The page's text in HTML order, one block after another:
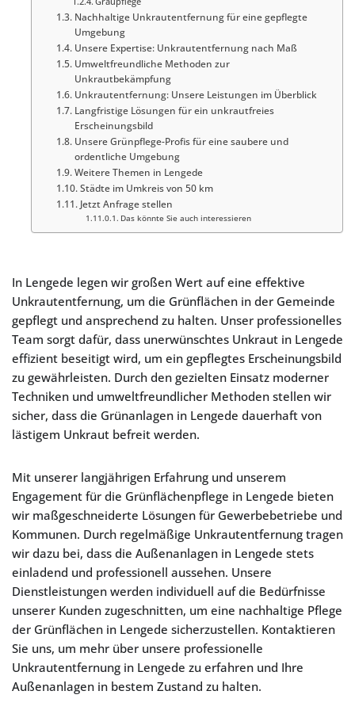
Nachhaltige Unkrautentfernung für eine gepflegte
Umgebung
Unsere Expertise: Unkrautentfernung nach Maß
Umweltfreundliche Methoden zur
Unkrautbekämpfung
Unkrautentfernung: Unsere Leistungen im Überblick
Langfristige Lösungen für ein unkrautfreies
Erscheinungsbild
Unsere Grünpflege-Profis für eine saubere und
ordentliche Umgebung
Weitere Themen in Lengede
Städte im Umkreis von 50 km
Jetzt Anfrage stellen
Das könnte Sie auch interessieren
In Lengede legen wir großen Wert auf eine effektive
Unkrautentfernung, um die Grünflächen in der Gemeinde
gepflegt und ansprechend zu halten. Unser professionelles
Team sorgt dafür, dass unerwünschtes Unkraut in Lengede
effizient beseitigt wird, um ein gepflegtes Erscheinungsbild
zu gewährleisten. Durch den gezielten Einsatz moderner
Techniken und umweltfreundlicher Methoden stellen wir
sicher, dass die Grünanlagen in Lengede dauerhaft von
lästigem Unkraut befreit werden.
Mit unserer langjährigen Erfahrung und unserem
Engagement für die Grünflächenpflege in Lengede bieten
wir maßgeschneiderte Lösungen für Gewerbebetriebe und
Kommunen. Durch regelmäßige Unkrautentfernung tragen
wir dazu bei, dass die Außenanlagen in Lengede stets
einladend und professionell aussehen. Unsere
Dienstleistungen werden individuell auf die Bedürfnisse
unserer Kunden zugeschnitten, um eine nachhaltige Pflege
der Grünflächen in Lengede sicherzustellen. Kontaktieren
Sie uns, um mehr über unsere professionelle
Unkrautentfernung in Lengede zu erfahren und Ihre
Außenanlagen in bestem Zustand zu halten.